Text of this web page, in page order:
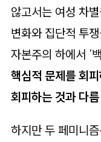
않고서는 여성 차
변화와 집단적 투
자본주의 하에서 ‘
핵심적 문제를 회
회피하는 것과 다
하지만 두 페미니